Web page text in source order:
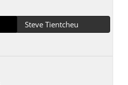
Steve Tientcheu